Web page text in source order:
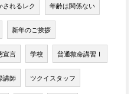
されるレク 年齢は関係ない
新年のご挨拶
宣言 学校 普通救命講習Ⅰ
講師 ツクイスタッフ